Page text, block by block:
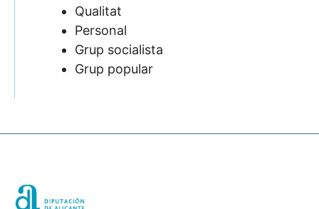
Qualitat
Personal
Grup socialista
Grup popular